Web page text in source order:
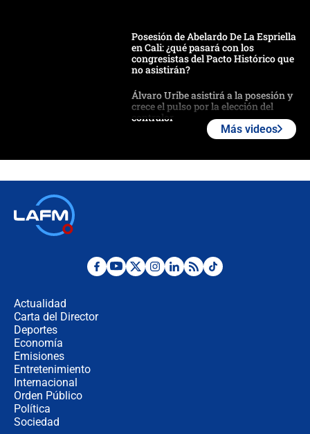
Posesión de Abelardo De La Espriella
en Cali: ¿qué pasará con los
congresistas del Pacto Histórico que
no asistirán?
Álvaro Uribe asistirá a la posesión y
crece el pulso por la elección del
contralor
Juan Lozano - 6 de agosto de 2026
Estratega de Abelardo de la Espriella
Más videos
Actualidad
Carta del Director
Deportes
Economía
Emisiones
Entretenimiento
Internacional
Orden Público
Política
Sociedad